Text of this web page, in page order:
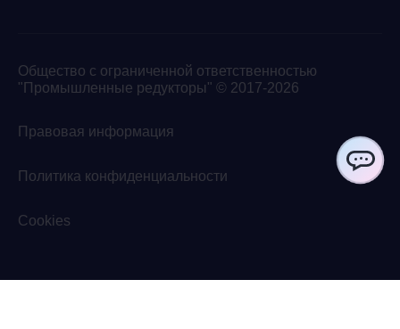
Общество с ограниченной ответственностью
"Промышленные редукторы" © 2017-2026
Правовая информация
Политика конфиденциальности
Cookies
ChatApp